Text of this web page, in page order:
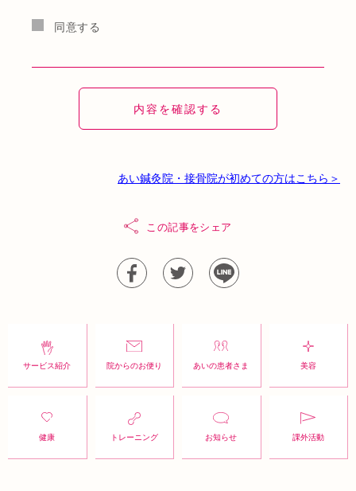
同意する
あい鍼灸院・接骨院が初めての方はこちら＞
この記事をシェア
サービス紹介 院からのお便り あいの患者さま 美容
健康 トレーニング お知らせ 課外活動